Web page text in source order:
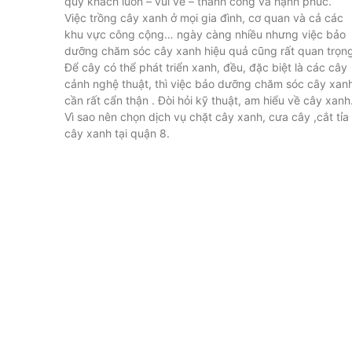
Việc trồng cây xanh ở mọi gia đình, cơ quan và cả các
khu vực công cộng… ngày càng nhiều nhưng việc bảo
dưỡng chăm sóc cây xanh hiệu quả cũng rất quan
Để cây có thể phát triển xanh, đều, đặc biệt là các cây
cảnh nghệ thuật, thì việc bảo dưỡng chăm sóc cây
cần rất cẩn thận . Đòi hỏi kỹ thuật, am hiểu về cây xanh.
Vì sao nên chọn dịch vụ chặt cây xanh, cưa cây ,cắt tỉa
cây xanh tại quận 8.